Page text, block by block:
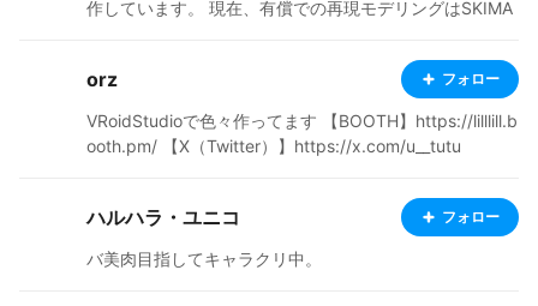
作しています。 現在、有償での再現モデリングはSKIMA
や、購入して使用させていただいた素敵な衣装のご紹介
も行っています。 【BOOTH】織部呉服【アイテム販
売】 https://wakatuya.booth.pm/ 【依頼など】リットリ
ンク https://lit.link/wakatu849 【X】 https://x.com/wa
katu849
orz フォロー
VRoidStudioで色々作ってます 【BOOTH】https://lilllill.b
ooth.pm/ 【X（Twitter）】https://x.com/u__tutu
ハルハラ・ユニコ フォロー
バ美肉目指してキャラクリ中。